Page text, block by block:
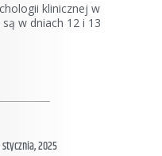
klinicznej w
w dniach 12 i 13
stycznia, 2025